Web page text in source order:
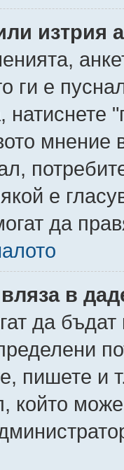
изтрия
ги е
натиснете
мнение
е
да
в
да бъдат
пишете
който